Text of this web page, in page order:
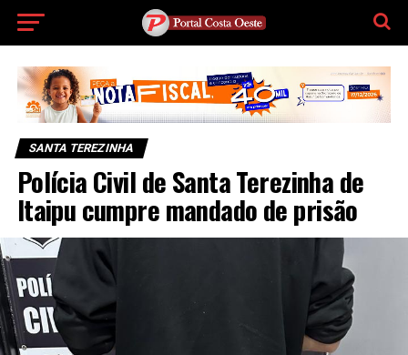
SANTA TEREZINHA
Polícia Civil de Santa Terezinha de
Itaipu cumpre mandado de prisão